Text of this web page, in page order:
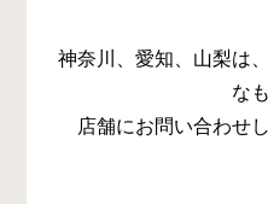
神奈川、愛知、山梨は
な
店舗にお問い合わせ